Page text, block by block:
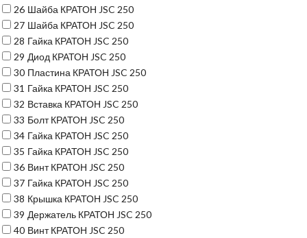
26 Шайба КРАТОН JSC 250
27 Шайба КРАТОН JSC 250
28 Гайка КРАТОН JSC 250
29 Диод КРАТОН JSC 250
30 Пластина КРАТОН JSC 250
31 Гайка КРАТОН JSC 250
32 Вставка КРАТОН JSC 250
33 Болт КРАТОН JSC 250
34 Гайка КРАТОН JSC 250
35 Гайка КРАТОН JSC 250
36 Винт КРАТОН JSC 250
37 Гайка КРАТОН JSC 250
38 Крышка КРАТОН JSC 250
39 Держатель КРАТОН JSC 250
40 Винт КРАТОН JSC 250